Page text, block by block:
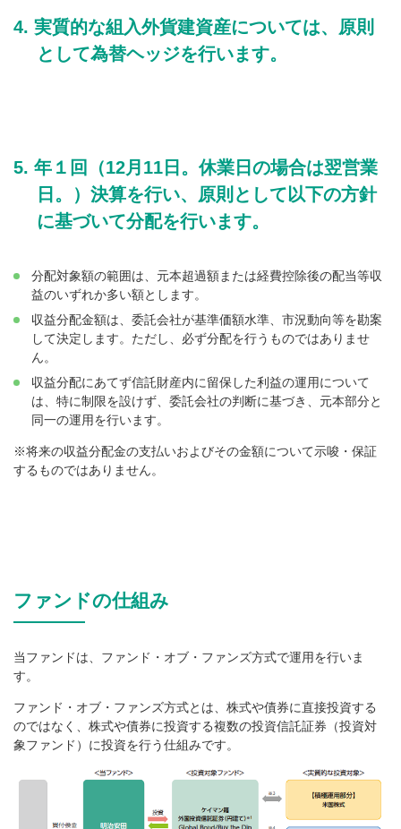
実質的な組入外貨建資産については、原則
として為替ヘッジを行います。
年１回（12月11日。休業日の場合は翌営業
日。）決算を行い、原則として以下の方針
に基づいて分配を行います。
分配対象額の範囲は、元本超過額または経費控除後の配当等収
益のいずれか多い額とします。
収益分配金額は、委託会社が基準価額水準、市況動向等を勘案
して決定します。ただし、必ず分配を行うものではありませ
ん。
収益分配にあてず信託財産内に留保した利益の運用について
は、特に制限を設けず、委託会社の判断に基づき、元本部分と
同一の運用を行います。
※将来の収益分配金の支払いおよびその金額について示唆・保証
するものではありません。
ファンドの仕組み
当ファンドは、ファンド・オブ・ファンズ方式で運用を行いま
す。
ファンド・オブ・ファンズ方式とは、株式や債券に直接投資する
のではなく、株式や債券に投資する複数の投資信託証券（投資対
象ファンド）に投資を行う仕組みです。